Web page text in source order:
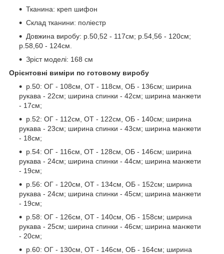
Тканина: креп шифон
Склад тканини: поліестр
Довжина виробу: р.50,52 - 117см; р.54,56 - 120см;
р.58,60 - 124см.
Зріст моделі: 168 см
Орієнтовні виміри по готовому виробу
р.50: ОГ - 108см, ОТ - 118см, ОБ - 136см; ширина
рукава - 22см; ширина спинки - 42см; ширина манжети
- 17см;
р.52: ОГ - 112см, ОТ - 122см, ОБ - 140см; ширина
рукава - 23см; ширина спинки - 43см; ширина манжети
- 18см;
р.54: ОГ - 116см, ОТ - 128см, ОБ - 146см; ширина
рукава - 24см; ширина спинки - 44см; ширина манжети
- 19см;
р.56: ОГ - 120см, ОТ - 134см, ОБ - 152см; ширина
рукава - 24см; ширина спинки - 45см; ширина манжети
- 19см;
р.58: ОГ - 126см, ОТ - 140см, ОБ - 158см; ширина
рукава - 25см; ширина спинки - 46см; ширина манжети
- 20см;
р.60: ОГ - 130см, ОТ - 146см, ОБ - 164см; ширина